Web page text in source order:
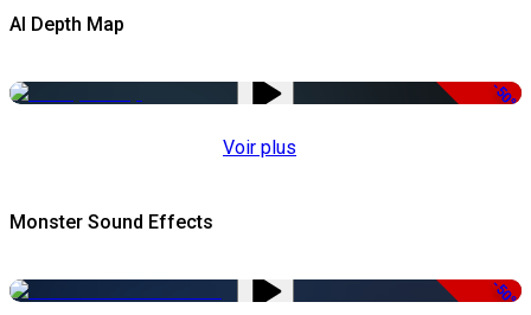
AI Depth Map
-50%
Voir plus
Monster Sound Effects
-50%